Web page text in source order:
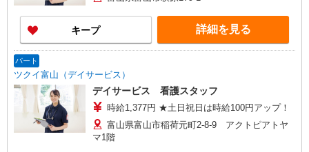
キープ 詳細を見る
パート
ツクイ富山（デイサービス）
デイサービス 看護スタッフ
時給1,377円 ★土日祝日は時給100円アップ！
富山県富山市稲荷元町2-8-9 アクトピアトヤ
マ1階